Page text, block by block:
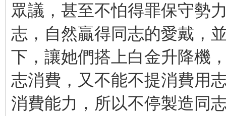
眾議，甚至不怕得罪保守勢
志，自然贏得同志的愛戴，
下，讓她們搭上白金升降機
志消費，又不能不提消費用
消費能力，所以不停製造同